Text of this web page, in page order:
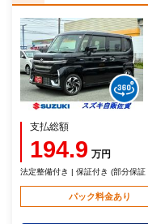
支払総額
194.9 万円
法定整備付き | 保証付き (部分保
パック料金あり